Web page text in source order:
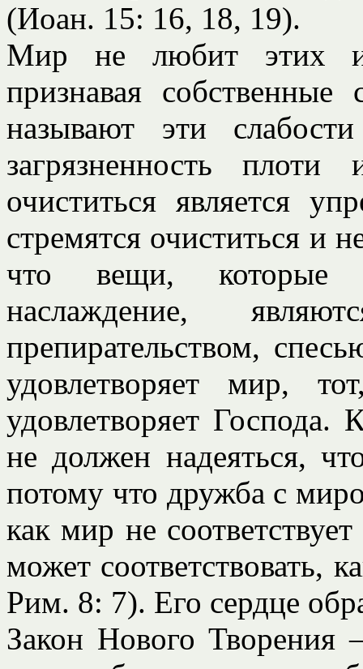
(Иоан. 15: 16, 18, 19).
Мир не любит этих
признавая
называют эти
загрязненность
очиститься является
стремятся очиститься и
что вещи, которые
наслаждение,
препирательством,
удовлетворяет мир,
удовлетворяет Господа.
не должен надеяться,
потому что дружба с
как мир не
может соответствовать,
Рим. 8: 7). Его сердце
Закон Нового Творения